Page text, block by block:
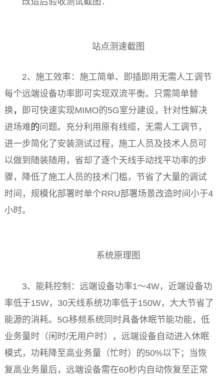
站点测速截图
2、施工效率：施工简单、即插即用无需人工调节
每个远端设备功率即可实现双流平衡。只需简单替
换 ， 即可快速实现MIMO的5G室分建设，针对性解决
进场难的问题。充分利用原有线缆，无需人工调节，
进一步简化了安装测试过程，施工人员及技术人员可
以做到随装随用，省却了逐个天线手动找平功率的步
骤，降低了施工人员的技术门槛，节省了大量的调试
时间，规模化部署时单个RRU部署场景改造时间小于4
小时。
系统原理图
3、能耗控制：远端设备功率1～4W， 近端设备功
率低于15W，30天线系统功率低于150W， 大大节省了
能源的消耗。5G移频系统同时具备休眠节能功能，低
业务量时（闲时/无用户时），远端设备自动进入休眠
模式，功耗降至高业务量（忙时）的50%以下；当恢
复高业务量后，远端设备需在60秒内自动恢复至正常